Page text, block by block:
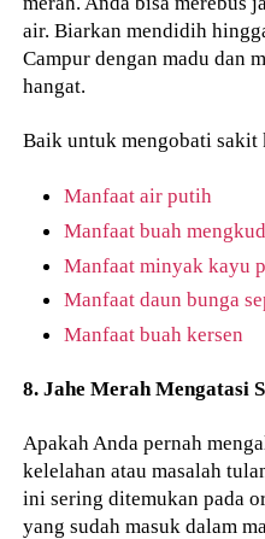
air. Biarkan mendidih
Campur dengan madu dan
hangat.
Baik untuk mengobati sakit
Manfaat air putih
Manfaat buah
Manfaat minyak kayu
Manfaat daun bunga
Manfaat buah kersen
8. Jahe Merah Mengatasi
Apakah Anda pernah
kelelahan atau masalah
ini sering ditemukan pada
yang sudah masuk dalam